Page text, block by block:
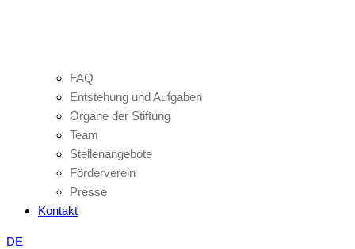
FAQ
Entstehung und Aufgaben
Organe der Stiftung
Team
Stellenangebote
Förderverein
Presse
Kontakt
DE